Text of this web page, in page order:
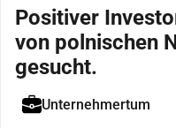
Positiver
von polnischen
gesucht.
Unternehmertum